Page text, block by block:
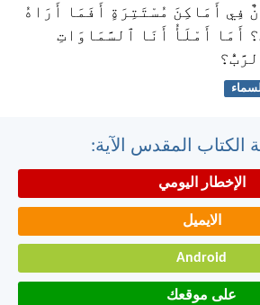
فِي أَمَاكِنَ مُسْتَتِرَةٍ أَفَمَا أَرَاهُ
أَمَا أَمْلَأُ أَنَا ٱلسَّمَاوَاتِ
الكتاب المقدس الآية:
الإخطار اليومي
الايميل
Android
على موقعك